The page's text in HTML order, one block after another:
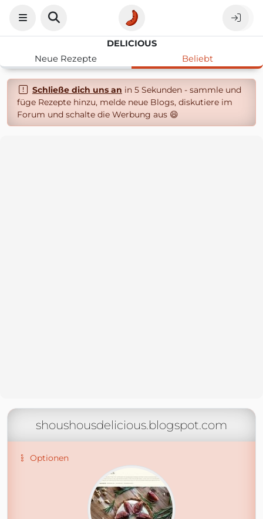
DELICIOUS
Neue Rezepte
Beliebt
Schließe dich uns an in 5 Sekunden - sammle und
füge Rezepte hinzu, melde neue Blogs, diskutiere im
Forum und schalte die Werbung aus 😄
shoushousdelicious.blogspot.com
Optionen